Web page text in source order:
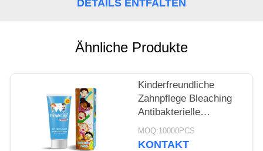
DATENSCHUTZ-
BESTIMMUNGEN
DETAILS ENTFALTEN
Ähnliche Produkte
Kinderfreundliche
Zahnpflege Bleaching
Antibakterielle
Zahnpasta Nicht für
Kinder zugänglich
MOQ:10000PCS
KONTAKT